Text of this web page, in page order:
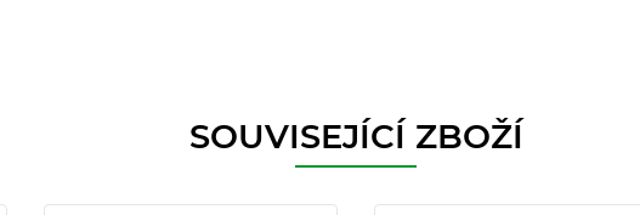
SOUVISEJÍCÍ ZBOŽÍ